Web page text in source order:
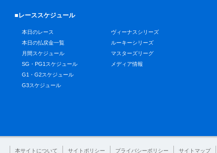
■レーススケジュール
本日のレース
本日の払戻金一覧
月間スケジュール
SG・PG1スケジュール
G1・G2スケジュール
G3スケジュール
ヴィーナスシリーズ
ルーキーシリーズ
マスターズリーグ
メディア情報
本サイトについて サイトポリシー プライバシーポリシー サイトマップ